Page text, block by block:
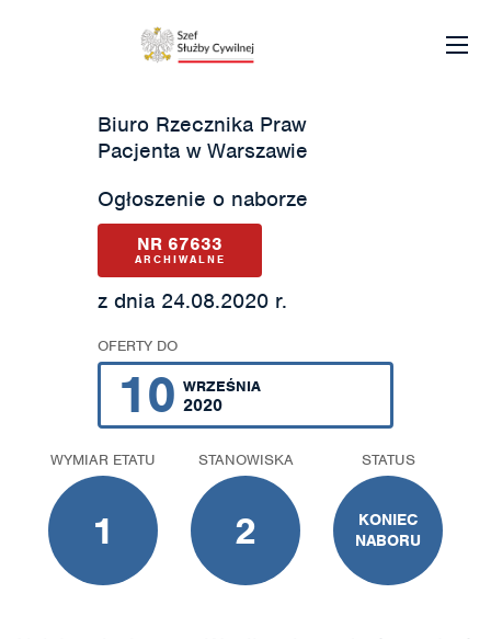
Biuro Rzecznika Praw
Pacjenta w Warszawie
Ogłoszenie o naborze
NR 67633
ARCHIWALNE
z dnia 24.08.2020 r.
OFERTY DO
10 WRZEŚNIA
2020
WYMIAR ETATU
1
STANOWISKA
2
STATUS
KONIEC
NABORU